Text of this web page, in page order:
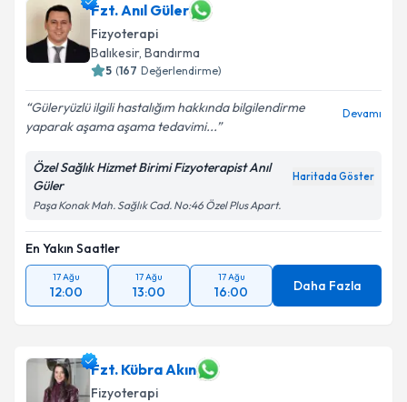
Fzt. Anıl Güler
Fizyoterapi
Balıkesir, Bandırma
5 (167 Değerlendirme)
Güleryüzlü ilgili hastalığım hakkında bilgilendirme
yaparak aşama aşama tedavimi...
Devamı
Özel Sağlık Hizmet Birimi Fizyoterapist Anıl
Güler
Haritada Göster
Paşa Konak Mah. Sağlık Cad. No:46 Özel Plus Apart.
En Yakın Saatler
17 Ağu
12:00
17 Ağu
13:00
17 Ağu
16:00 Daha Fazla
Fzt. Kübra Akın
Fizyoterapi